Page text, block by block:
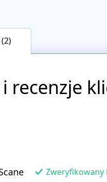
recenzje
Zweryfikowany